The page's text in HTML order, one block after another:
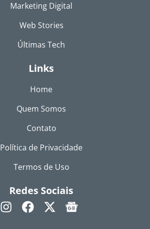
Marketing Digital
Web Stories
Últimas Tech
Links
Home
Quem Somos
Contato
Política de Privacidade
Termos de Uso
Redes Sociais